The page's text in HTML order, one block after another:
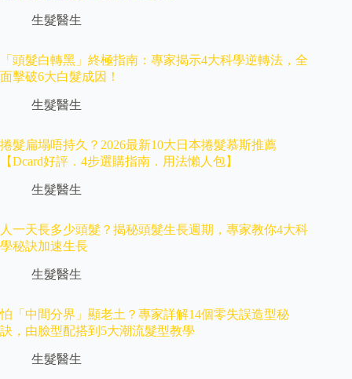
生髮醫生
「頭髮白轉黑」終極指南：專家揭示4大科學逆轉法，全
面擊破6大白髮成因！
生髮醫生
捲髮扁塌唔持久？2026最新10大日本捲髮慕斯推薦
【Dcard好評．4步選購指南．用法懶人包】
生髮醫生
人一天長多少頭髮？揭秘頭髮生長週期，專家教你4大科
學秘訣加速生長
生髮醫生
怕「中間分界」顯老土？專家詳解14個零失誤造型秘
訣，由臉型配搭到5大潮流髮型教學
生髮醫生